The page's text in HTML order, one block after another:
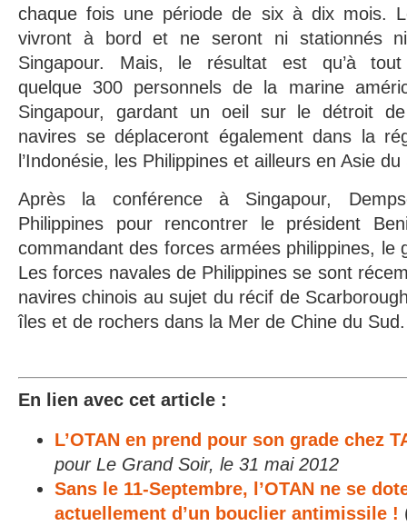
chaque fois une période de six à dix mois.
vivront à bord et ne seront ni stationnés
Singapour. Mais, le résultat est qu’à tout
quelque 300 personnels de la marine
Singapour, gardant un oeil sur le détroit
navires se déplaceront également dans la
l’Indonésie, les Philippines et ailleurs en Asie
Après la conférence à Singapour,
Philippines pour rencontrer le président
commandant des forces armées philippines, le
Les forces navales de Philippines se sont
navires chinois au sujet du récif de
îles et de rochers dans la Mer de Chine du Sud.
En lien avec cet article :
L’OTAN en prend pour son grade chez
pour Le Grand Soir, le 31 mai 2012
Sans le 11-Septembre, l’OTAN ne se
actuellement d’un bouclier antimissile !